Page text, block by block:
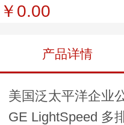
￥0.00
产品详情
美国泛太平洋企业
GE LightSpeed 多